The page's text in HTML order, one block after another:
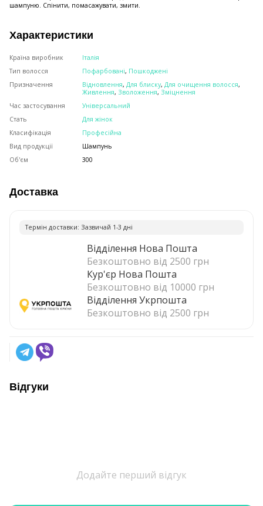
шампуню. Спінити, помасажувати, змити.
Характеристики
Країна виробник
Італія
Тип волосся
Пофарбовані, Пошкоджені
Призначення
Відновлення, Для блиску, Для очищення волосся,
Живлення, Зволоження, Зміцнення
Час застосування
Універсальний
Стать
Для жінок
Класифікація
Професійна
Вид продукції
Шампунь
Об'єм
300
Доставка
Термiн доставки: Зазвичай 1-3 днi
Відділення Нова Пошта
Безкоштовно від 2500 грн
Кур'єр Нова Пошта
Безкоштовно від 10000 грн
Відділення Укрпошта
Безкоштовно від 2500 грн
Відгуки
Додайте перший відгук